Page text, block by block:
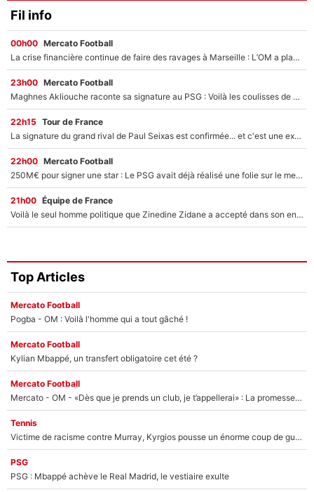
Fil info
00h00 Mercato Football
La crise financière continue de faire des ravages à Marseille : L’OM a placé 12 joueurs sur le marché des transferts… et ça pourrait lui rapporter près de 100M€ !
23h00 Mercato Football
Maghnes Akliouche raconte sa signature au PSG : Voilà les coulisses de son transfert de rêve à 50M€
22h15 Tour de France
La signature du grand rival de Paul Seixas est confirmée... et c'est une excellente nouvelle pour l'équipe Decathlon-CMA CGM !
22h00 Mercato Football
250M€ pour signer une star : Le PSG avait déjà réalisé une folie sur le mercato bien avant Neymar !
21h00 Équipe de France
Voilà le seul homme politique que Zinedine Zidane a accepté dans son entourage : «Je garde un très bon souvenir de lui»
Top Articles
Mercato Football
Pogba - OM : Voilà l'homme qui a tout gâché !
Mercato Football
Kylian Mbappé, un transfert obligatoire cet été ?
Mercato Football
Mercato - OM - «Dès que je prends un club, je t’appellerai» : La promesse de Marcelino au moment de claquer la porte
Tennis
Victime de racisme contre Murray, Kyrgios pousse un énorme coup de gueule !
PSG
PSG : Mbappé achève le Real Madrid, le vestiaire exulte